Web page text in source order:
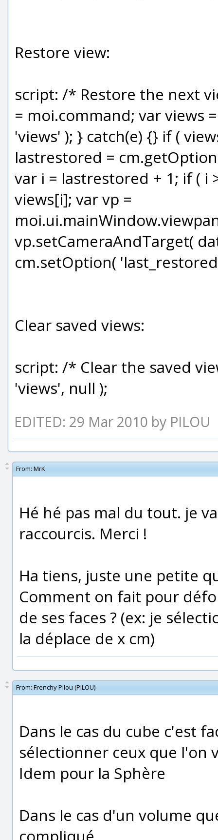
Restore view:
script: /* Restore the next
= moi.command; var views
'views' ); } catch(e) {} if (
lastrestored =
var i = lastrestored + 1; if ( i
views[i]; var vp =
vp.setCameraAndTarget(
cm.setOption(
Clear saved views:
script: /* Clear the saved
'views', null );
EDITED: 29 Mar 2010 by PILOU
From: MrK
Hé hé pas mal du tout. je
raccourcis. Merci !
Ha tiens, juste une petite
Comment on fait pour
de ses faces ? (ex: je
la déplace de x cm)
From: Frenchy Pilou (PILOU)
Dans le cas du cube c'est
sélectionner ceux que l'on
Idem pour la Sphère
Dans le cas d'un volume